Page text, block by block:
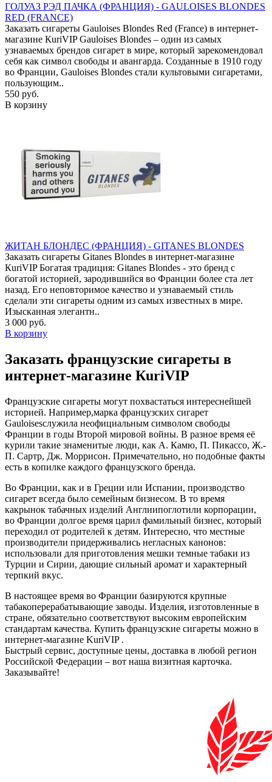
ГОЛУАЗ РЭД ПАЧКА (ФРАНЦИЯ) - GAULOISES BLONDES
RED (FRANCE)
Заказать сигареты Gauloises Blondes Red (France) в интернет-
магазине КuriVIP Gauloises Blondes – один из самых
узнаваемых брендов сигарет в мире, который зарекомендовал
себя как символ свободы и авангарда. Созданные в 1910 году
во Франции, Gauloises Blondes стали культовыми сигаретами,
пользующим..
550 руб.
В корзину
ЖИТАН БЛОНДЕС (ФРАНЦИЯ) - GITANES BLONDES
Заказать сигареты Gitanes Blondes в интернет-магазине
КuriVIP Богатая традиция: Gitanes Blondes - это бренд с
богатой историей, зародившийся во Франции более ста лет
назад. Его неповторимое качество и узнаваемый стиль
сделали эти сигареты одним из самых известных в мире.
Изысканная элегантн..
3 000 руб.
В корзину
Заказать французские сигареты в
интернет-магазине КuriVIP
Французские сигареты могут похвастаться интереснейшей
историей. Например,марка французских сигарет
Gauloisesслужила неофициальным символом свободы
Франции в годы Второй мировой войны. В разное время её
курили такие знаменитые люди, как А. Камю, П. Пикассо, Ж.-
П. Сартр, Дж. Моррисон. Примечательно, но подобные факты
есть в копилке каждого французского бренда.
Во Франции, как и в Греции или Испании, производство
сигарет всегда было семейным бизнесом. В то время
какрынок табачных изделий Англиипоглотили корпорации,
во Франции долгое время царил фамильный бизнес, который
переходил от родителей к детям. Интересно, что местные
производители придерживались негласных канонов:
использовали для приготовления мешки темные табаки из
Турции и Сирии, дающие сильный аромат и характерный
терпкий вкус.
В настоящее время во Франции базируются крупные
табакоперерабатывающие заводы. Изделия, изготовленные в
стране, обязательно соответствуют высоким европейским
стандартам качества. Купить французские сигареты можно в
интернет-магазине KuriVIP .
Быстрый сервис, доступные цены, доставка в любой регион
Российской Федерации – вот наша визитная карточка.
Заказывайте!